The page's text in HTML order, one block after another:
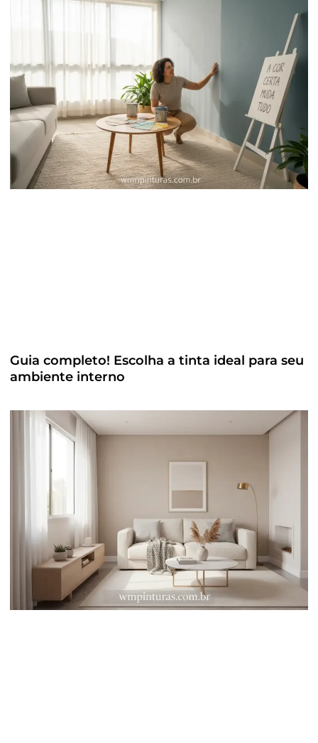
Guia completo! Escolha a tinta ideal para seu
ambiente interno